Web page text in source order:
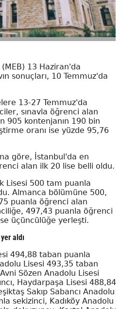
(MEB) 13 Haziran'da
sonuçları, 10 Temmuz'da
13-27 Temmuz'da
sınavla öğrenci alan
905 kontenjanın 190 bin
oranı ise yüzde 95,76
göre, İstanbul'da en
alan ilk 20 lise belli oldu.
Lisesi 500 tam puanla
Almanca bölümüne 500,
puanla öğrenci alan
497,43 puanla öğrenci
üçüncülüğe yerleşti.
aldı
494,88 taban puanla
Lisesi 493,35 taban
Sözen Anadolu Lisesi
Haydarpaşa Lisesi 488,84
Sakıp Sabancı Anadolu
sekizinci, Kadıköy Anadolu